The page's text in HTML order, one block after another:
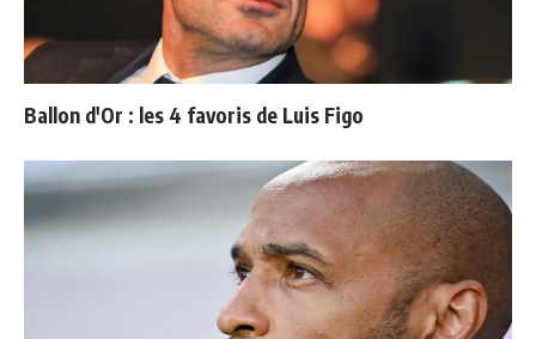
Ballon d'Or : les 4 favoris de Luis Figo